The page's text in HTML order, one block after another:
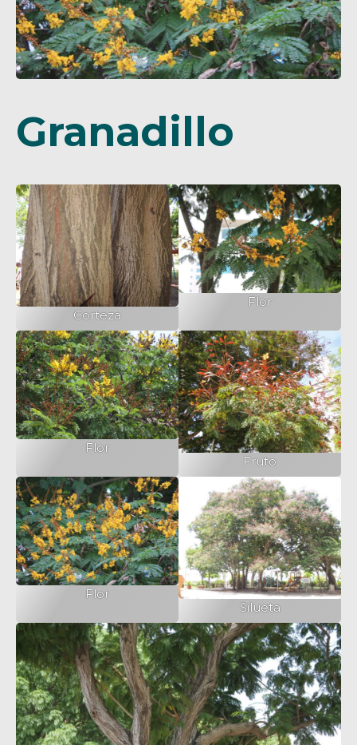
Granadillo
Corteza
Flor
Flor
Fruto
Flor
Silueta